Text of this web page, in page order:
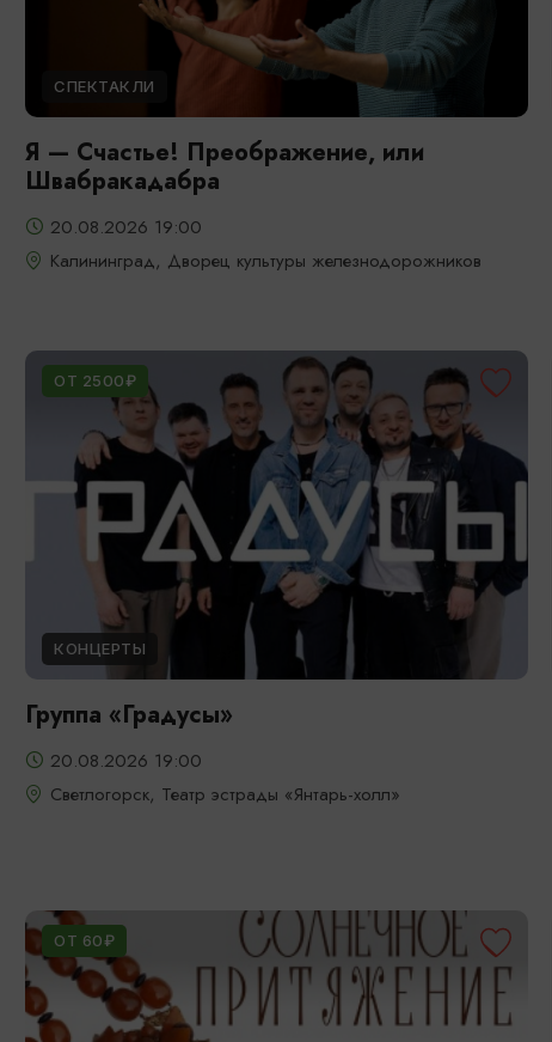
СПЕКТАКЛИ
Я — Счастье! Преображение, или
Швабракадабра
20.08.2026 19:00
Калининград, Дворец культуры железнодорожников
ОТ 2500₽
КОНЦЕРТЫ
Группа «Градусы»
20.08.2026 19:00
Светлогорск, Театр эстрады «Янтарь-холл»
ОТ 60₽